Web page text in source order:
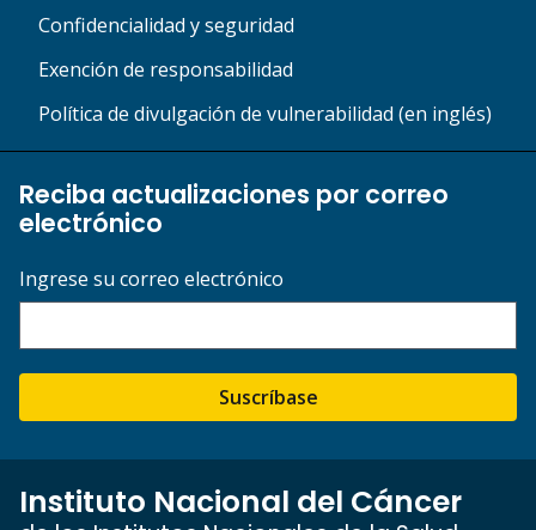
Confidencialidad y seguridad
Exención de responsabilidad
Política de divulgación de vulnerabilidad (en inglés)
Reciba actualizaciones por correo
electrónico
Ingrese su correo electrónico
Suscríbase
Instituto Nacional del Cáncer